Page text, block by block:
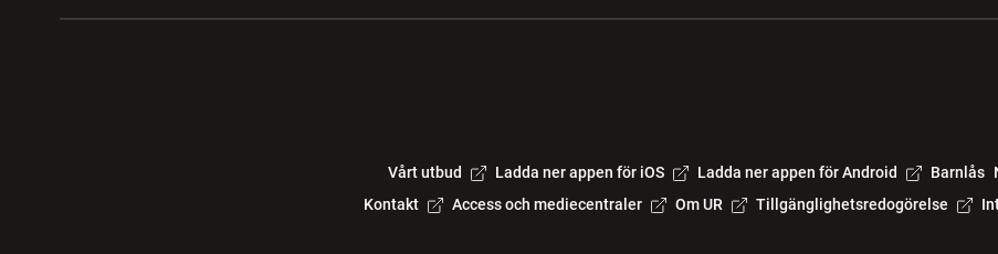
Vårt utbud Ladda ner appen för iOS Ladda ner appen för Android Barnlås
Kontakt
Access och mediecentraler Om UR Tillgänglighetsredogörelse